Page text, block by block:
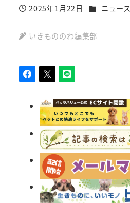
投稿日
2025年1月22日 カテゴリー
ニュース
いきもののわ編集部